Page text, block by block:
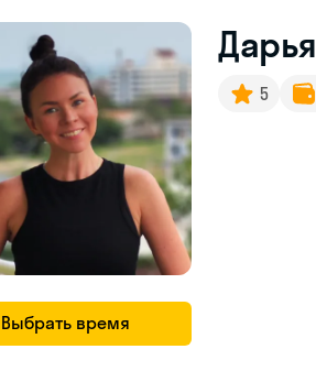
Выбрать время
Дарья
5